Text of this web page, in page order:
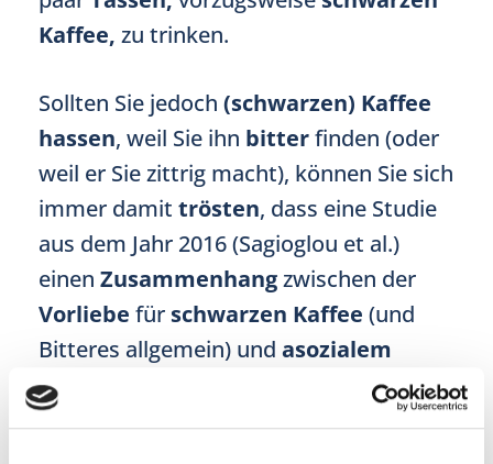
Kaffee, zu trinken.
Sollten Sie jedoch (schwarzen) Kaffee
hassen, weil Sie ihn bitterfinden (oder
weil er Sie zittrig macht), können Sie sich
immer damit trösten, dass eine Studie
aus dem Jahr 2016 (Sagioglou et al.)
einen Zusammenhangzwischen der
Vorliebe für schwarzen Kaffee (und
Bitteres allgemein) und asozialem
Verhalten